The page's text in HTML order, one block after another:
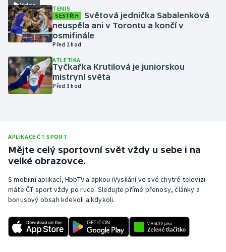
Motorsport
Olympijské hry
Parasport
Plavání
Ragby
Rychlobruslení
Rychlostní kanoistika
Sportovní střelba
Video TENIS
SESTŘIH
Světová jednička Sabalenková
neuspěla ani v Torontu a končí v
osmifinále
Před 2 hod
ATLETIKA
Tyčkařka Krutilová je juniorskou
mistryní světa
Před 3 hod
APLIKACE ČT SPORT
Mějte celý sportovní svět vždy u sebe i na
velké obrazovce.
S mobilní aplikací, HbbTV a apkou iVysílání ve své chytré televizi
máte ČT sport vždy po ruce. Sledujte přímé přenosy, články a
bonusový obsah kdekoli a kdykoli.